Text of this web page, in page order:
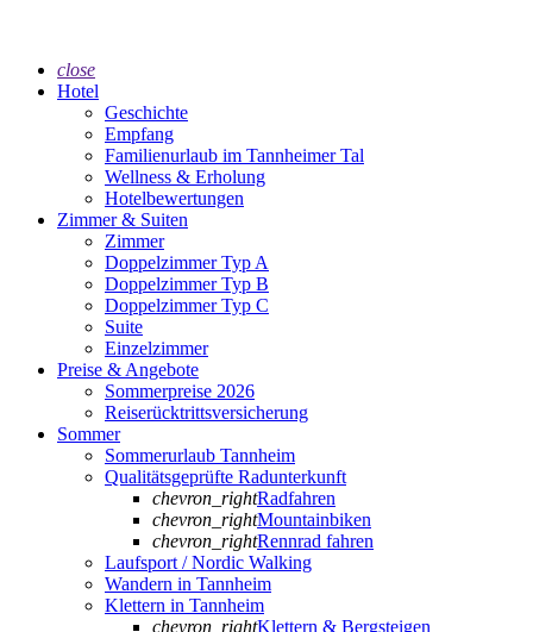
close
Hotel
Geschichte
Empfang
Familienurlaub im Tannheimer Tal
Wellness & Erholung
Hotelbewertungen
Zimmer & Suiten
Zimmer
Doppelzimmer Typ A
Doppelzimmer Typ B
Doppelzimmer Typ C
Suite
Einzelzimmer
Preise & Angebote
Sommerpreise 2026
Reiserücktrittsversicherung
Sommer
Sommerurlaub Tannheim
Qualitätsgeprüfte Radunterkunft
chevron_rightRadfahren
chevron_rightMountainbiken
chevron_rightRennrad fahren
Laufsport / Nordic Walking
Wandern in Tannheim
Klettern in Tannheim
chevron_rightKlettern & Bergsteigen